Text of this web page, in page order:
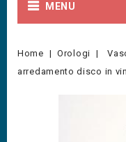
MENU
Home Orologi
arredamento disco in